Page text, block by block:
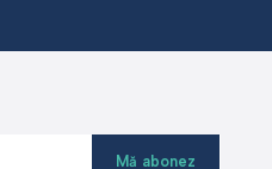
Mă abonez